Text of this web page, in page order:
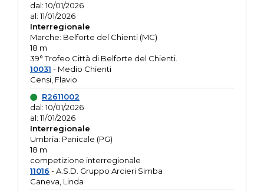
dal: 10/01/2026
al: 11/01/2026
Interregionale
Marche: Belforte del Chienti (MC)
18 m
39° Trofeo Città di Belforte del Chienti.
10031 - Medio Chienti
Censi, Flavio
R2611002
dal: 10/01/2026
al: 11/01/2026
Interregionale
Umbria: Panicale (PG)
18 m
competizione interregionale
11016 - A.S.D. Gruppo Arcieri Simba
Caneva, Linda